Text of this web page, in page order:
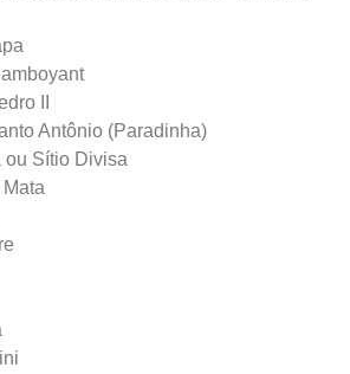
II
Antônio (Paradinha)
ou Sítio Divisa